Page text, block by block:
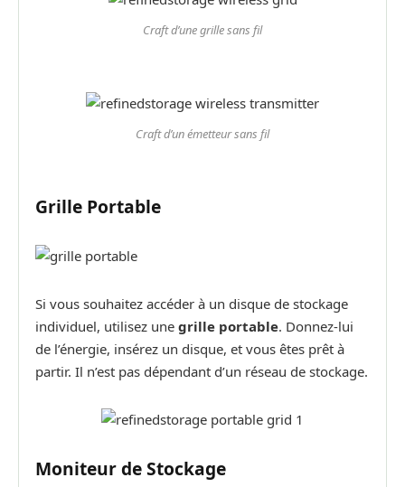
Craft d’une grille sans fil
Craft d’un émetteur sans fil
Grille Portable
Si vous souhaitez accéder à un disque de stockage
individuel, utilisez une grille portable. Donnez-lui
de l’énergie, insérez un disque, et vous êtes prêt à
partir. Il n’est pas dépendant d’un réseau de stockage.
Moniteur de Stockage